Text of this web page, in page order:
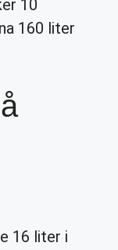
10
160 liter
16 liter i